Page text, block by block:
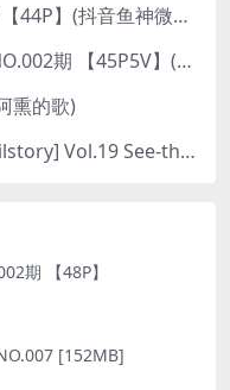
抖音 鱼神 微密圈 NO.002期 【44P】(抖音鱼神微密猫)
抖音 超蓝布罗莉 铁粉空间 NO.002期 【45P5V】(抖音超蓝布罗利是真的吗)
熏的歌)
[Bomi (보미) ] NO.069 [Bimilstory] Vol.19 See-through lingerie
密圈 NO.002期 【48P】
[152MB]